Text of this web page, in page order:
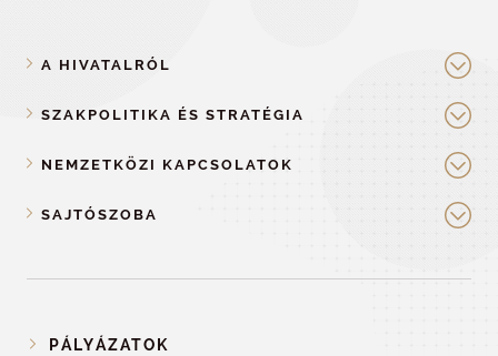
A HIVATALRÓL
SZAKPOLITIKA ÉS STRATÉGIA
NEMZETKÖZI KAPCSOLATOK
SAJTÓSZOBA
PÁLYÁZATOK